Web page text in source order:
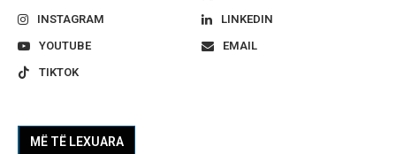
INSTAGRAM
LINKEDIN
YOUTUBE
EMAIL
TIKTOK
MË TË LEXUARA